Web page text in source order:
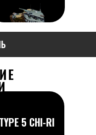
TYPE 5 CHI-RI